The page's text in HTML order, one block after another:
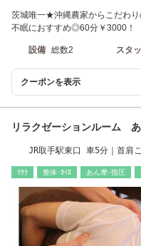
茨城唯一★沖縄農家からこだわ
不眠におすすめ◎60分￥3000！
設備 総数2 スタ
クーポンを表示
リラクゼーションルーム
JR取手駅東口 車5分｜首肩
ﾘﾗｸ 整体･ｶｲﾛ あん摩･指圧